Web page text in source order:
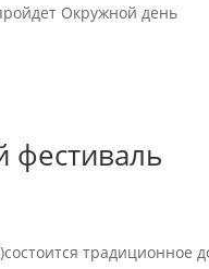
Окружной день
фестиваль
традиционное